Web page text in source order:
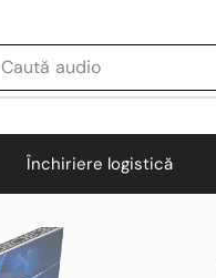
Caută audio
Închiriere logistică